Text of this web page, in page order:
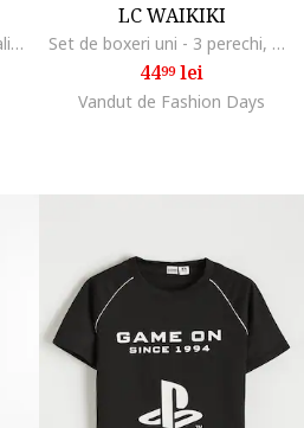
Pantaloni scurti cu snur in talie, Bej
LC WAIKIKI
Set de boxeri uni - 3 perechi, Negru/Gri deschis
4499lei
Vandut de Fashion Days